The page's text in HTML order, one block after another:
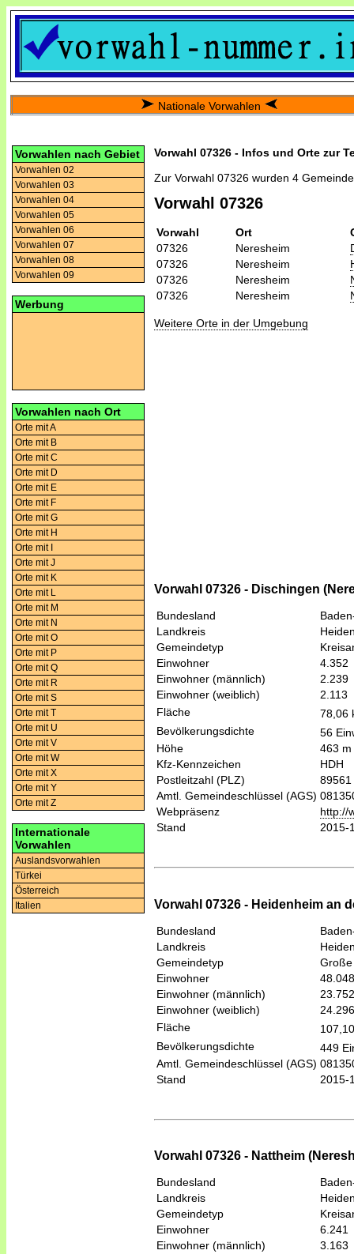
Nationale Vorwahlen
Vorwahlen nach Gebiet
Vorwahlen 02
Vorwahlen 03
Vorwahlen 04
Vorwahlen 05
Vorwahlen 06
Vorwahlen 07
Vorwahlen 08
Vorwahlen 09
Werbung
Vorwahlen nach Ort
Orte mit A
Orte mit B
Orte mit C
Orte mit D
Orte mit E
Orte mit F
Orte mit G
Orte mit H
Orte mit I
Orte mit J
Orte mit K
Orte mit L
Orte mit M
Orte mit N
Orte mit O
Orte mit P
Orte mit Q
Orte mit R
Orte mit S
Orte mit T
Orte mit U
Orte mit V
Orte mit W
Orte mit X
Orte mit Y
Orte mit Z
Internationale
Vorwahlen
Auslandsvorwahlen
Türkei
Österreich
Italien
Vorwahl 07326 - Infos und Orte zur
Zur Vorwahl 07326 wurden 4
Vorwahl 07326
Vorwahl Ort
07326
Neresheim
07326
Neresheim
07326
Neresheim
07326
Neresheim
Weitere Orte in der Umgebung
Vorwahl 07326 - Dischingen
Bundesland
Landkreis
Gemeindetyp
Einwohner
4.352
Einwohner (männlich)
2.239
Einwohner (weiblich)
2.113
Fläche
78,06
Bevölkerungsdichte
56
Höhe
463 m
Kfz-Kennzeichen
HDH
Postleitzahl (PLZ)
89561
Amtl. Gemeindeschlüssel (AGS)
Webpräsenz
http://
Stand
2015-
Vorwahl 07326 - Heidenheim an
Bundesland
Landkreis
Gemeindetyp
Einwohner
48.048
Einwohner (männlich)
23.752
Einwohner (weiblich)
24.296
Fläche
Bevölkerungsdichte
449
Amtl. Gemeindeschlüssel (AGS)
Stand
2015-
Vorwahl 07326 - Nattheim
Bundesland
Landkreis
Gemeindetyp
Einwohner
6.241
Einwohner (männlich)
3.163